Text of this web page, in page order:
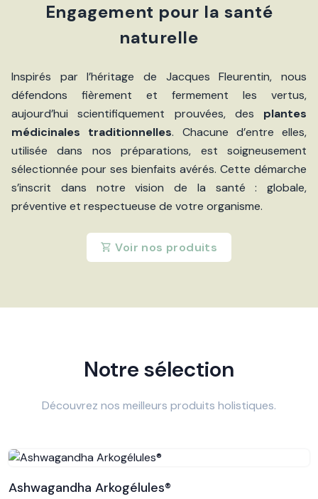
Engagement pour la santé
naturelle
Inspirés par l’héritage de Jacques Fleurentin, nous
défendons fièrement et fermement les vertus,
aujourd’hui scientifiquement prouvées, des plantes
médicinales traditionnelles. Chacune d’entre elles,
utilisée dans nos préparations, est soigneusement
sélectionnée pour ses bienfaits avérés. Cette démarche
s’inscrit dans notre vision de la santé : globale,
préventive et respectueuse de votre organisme.
Voir nos produits
Notre sélection
Découvrez nos meilleurs produits holistiques.
Ashwagandha Arkogélules®